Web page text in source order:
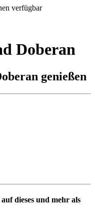
verfügbar
Doberan
genießen
dieses und mehr als